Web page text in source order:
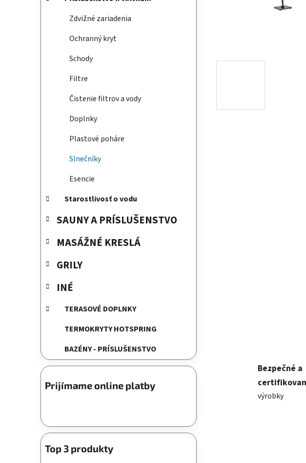
n
Zdvižné zariadenia
Ochranný kryt
Schody
Filtre
Čistenie filtrov a vody
Doplnky
Plastové poháre
Slnečníky
Esencie
Starostlivosť o vodu
SAUNY A PRÍSLUŠENSTVO
MASÁŽNÉ KRESLÁ
GRILY
INÉ
TERASOVÉ DOPLNKY
TERMOKRYTY HOTSPRING
BAZÉNY - PRÍSLUŠENSTVO
Prijímame online platby
Top 3 produkty
Bezpečné a
výrobky